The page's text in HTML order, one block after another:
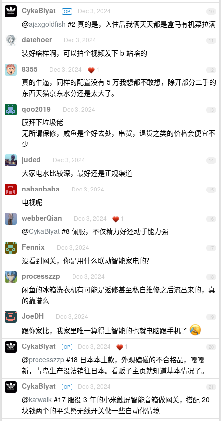
10
CykaBlyat OP Dec 3, 2024
@ajaxgoldfish #2 真的是，入住后我俩天天都是盒马有机菜拉满
11
datehoer Dec 3, 2024
装好啥样啊，可以拍个视频发下 b 站啥的
12
8355 Dec 3, 2024 1
真的牛逼，同样的配置没有 5 万我想都不敢想，除开部分二手的
东西天猫京东水分还是太大了。
13
qoo2019 Dec 3, 2024
膜拜下垃圾佬
无所谓保修，咸鱼是个好去处，串货，退货之类的价格会便宜不
少
14
juded Dec 3, 2024
大家电水比较深，最好还是正规渠道
15
nabanbaba Dec 3, 2024
电视呢
16
webberQian Dec 3, 2024 1
@CykaBlyat #8 佩服，不仅精力好还动手能力强
17
Fennix Dec 3, 2024
没看到网关，你是用什么联动智能家电的？
18
processzzp Dec 3, 2024
闲鱼的冰箱洗衣机有可能是返修甚至私自维修之后流出来的，真
的靠谱么
19
JoeDH Dec 3, 2024
跟你家比，我家里唯一算得上智能的也就电脑跟手机了
20
CykaBlyat OP Dec 3, 2024 1
@processzzp #18 日本本土款，外观磕碰的不合格品，嘎嘎
新，青岛生产没法销往日本。看贩子主页就知道基本情况了。
21
CykaBlyat OP Dec 3, 2024
@katwalk #17 服役 3 年的小米触屏智能音箱做网关，搭配 20
块钱两个的平头熊无线开关做一些自动化情境